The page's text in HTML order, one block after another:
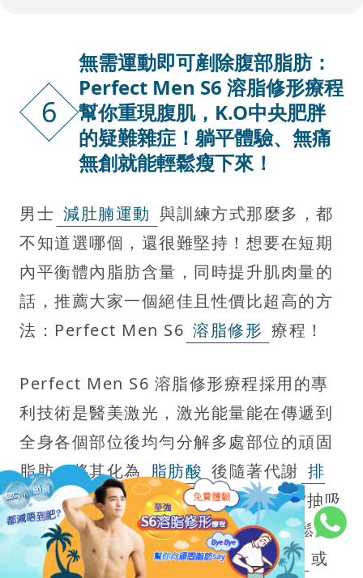
6
無需運動即可剷除腹部脂肪：
Perfect Men S6 溶脂修形療程
幫你重現腹肌，K.O中央肥胖
的疑難雜症！躺平體驗、無痛
無創就能輕鬆瘦下來！
男士 減肚腩運動 與訓練方式那麼多，都
不知道選哪個，還很難堅持！想要在短期
內平衡體內脂肪含量，同時提升肌肉量的
話，推薦大家一個絕佳且性價比超高的方
法：Perfect Men S6 溶脂修形 療程！
Perfect Men S6 溶脂修形療程採用的專
利技術是醫美激光，激光能量能在傳遞到
全身各個部位後均勻分解多處部位的頑固
脂肪，將其化為 脂肪酸 後隨著代謝 排
毒 系統自然排出體外，同時亦有真空抽吸
技術作為配合，將脂肪通通吸走，輕鬆
K.O肚腩、大腿小腿、手臂、
大屁股 或